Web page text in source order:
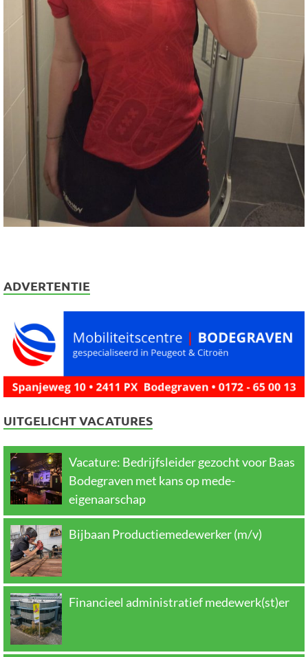
ADVERTENTIE
UITGELICHT VACATURES
Vacature: Bedrijfsleider gezocht voor Baas
Bodegraven met kans op mede-
eigenaarschap
Bijbaan Productiemedewerker (m/v)
Financieel administratief medewerk(st)er